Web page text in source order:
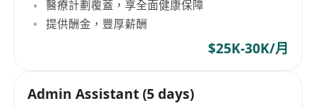
醫療計劃覆蓋，享全面健康保障
提供酬金，豐厚薪酬
$25K-30K/月
Admin Assistant (5 days)